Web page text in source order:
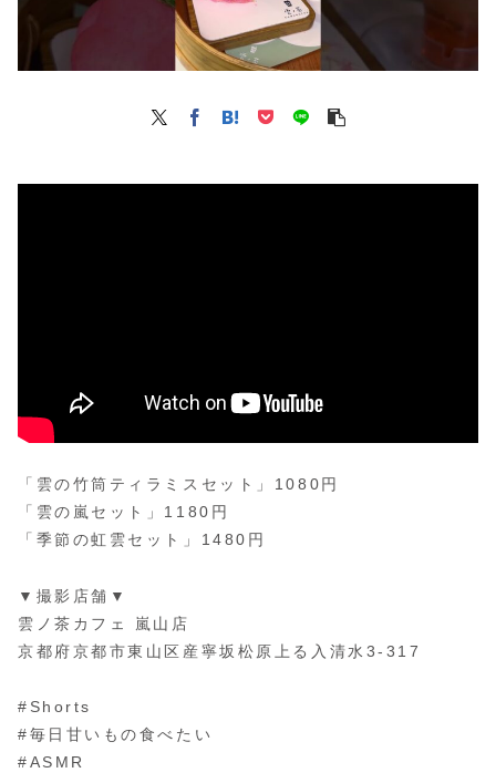
「雲の竹筒ティラミスセット」1080円
「雲の嵐セット」1180円
「季節の虹雲セット」1480円
▼撮影店舗▼
雲ノ茶カフェ 嵐山店
京都府京都市東山区産寧坂松原上る入清水3-317
#Shorts
#毎日甘いもの食べたい
#ASMR